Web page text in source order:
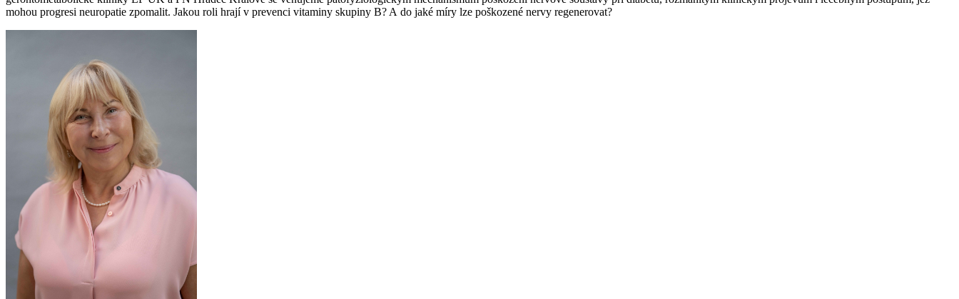
mohou progresi neuropatie zpomalit. Jakou roli hrají v prevenci vitaminy skupiny B? A do jaké míry lze poškozené nervy regenerovat?